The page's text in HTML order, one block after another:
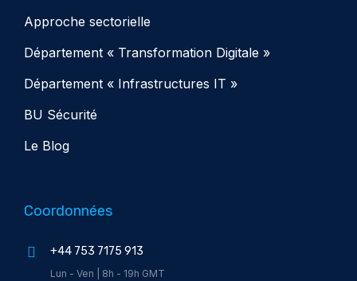
Approche sectorielle
Département « Transformation Digitale »
Département « Infrastructures IT »
BU Sécurité
Le Blog
Coordonnées
+44 753 7175 913
Lun - Ven | 8h - 19h GMT